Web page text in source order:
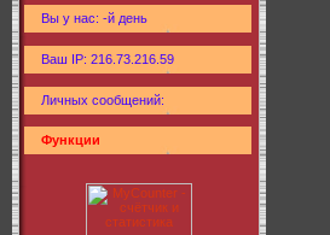
Вы у нас: -й день
Ваш IP: 216.73.216.59
Личных сообщений:
Функции